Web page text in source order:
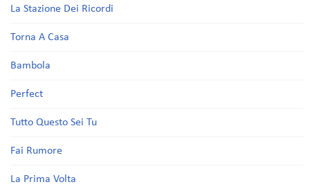
La Stazione Dei Ricordi
Torna A Casa
Bambola
Perfect
Tutto Questo Sei Tu
Fai Rumore
La Prima Volta